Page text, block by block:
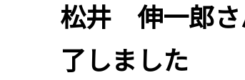
松井 伸一郎さ
了しました